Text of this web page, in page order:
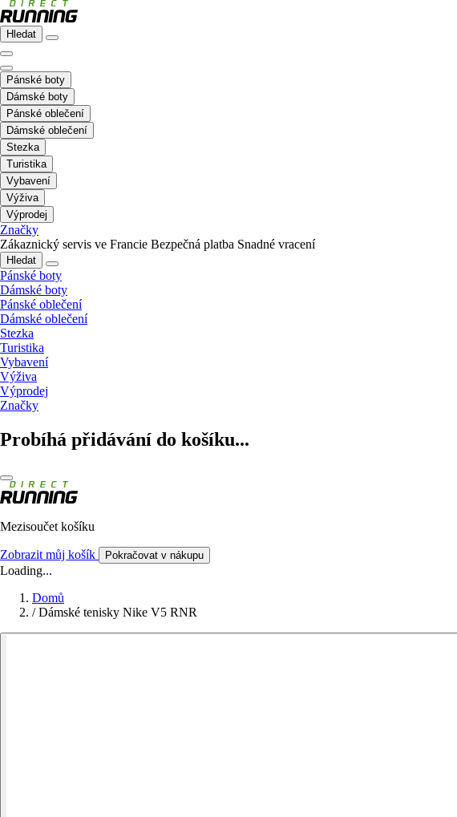
Hledat
Pánské boty
Dámské boty
Pánské oblečení
Dámské oblečení
Stezka
Turistika
Vybavení
Výživa
Výprodej
Značky
Zákaznický servis ve Francie Bezpečná platba Snadné vracení
Hledat
Pánské boty
Dámské boty
Pánské oblečení
Dámské oblečení
Stezka
Turistika
Vybavení
Výživa
Výprodej
Značky
Probíhá přidávání do košíku...
Mezisoučet košíku
Zobrazit můj košík Pokračovat v nákupu
Loading...
Domů
/ Dámské tenisky Nike V5 RNR